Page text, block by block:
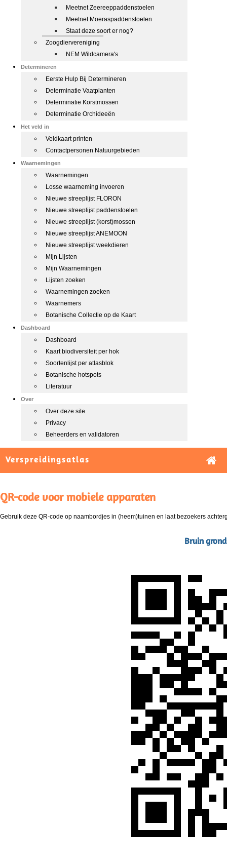
Meetnet Zeereeppaddenstoelen
Meetnet Moeraspaddenstoelen
Staat deze soort er nog?
Zoogdiervereniging
NEM Wildcamera's
Determineren
Eerste Hulp Bij Determineren
Determinatie Vaatplanten
Determinatie Korstmossen
Determinatie Orchideeën
Het veld in
Veldkaart printen
Contactpersonen Natuurgebieden
Waarnemingen
Waarnemingen
Losse waarneming invoeren
Nieuwe streeplijst FLORON
Nieuwe streeplijst paddenstoelen
Nieuwe streeplijst (korst)mossen
Nieuwe streeplijst ANEMOON
Nieuwe streeplijst weekdieren
Mijn Lijsten
Mijn Waarnemingen
Lijsten zoeken
Waarnemingen zoeken
Waarnemers
Botanische Collectie op de Kaart
Dashboard
Dashboard
Kaart biodiversiteit per hok
Soortenlijst per atlasblok
Botanische hotspots
Literatuur
Over
Over deze site
Privacy
Beheerders en validatoren
Verspreidingsatlas
QR-code voor mobiele apparaten
Gebruik deze QR-code op naambordjes in (heem)tuinen en laat bezoekers
Bruin